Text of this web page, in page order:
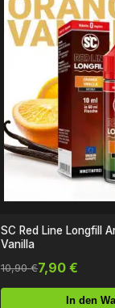
SC Red Line Longfill
Vanilla
10,90 €7,90 €
In den